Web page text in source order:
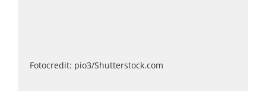
Fotocredit: pio3/Shutterstock.com